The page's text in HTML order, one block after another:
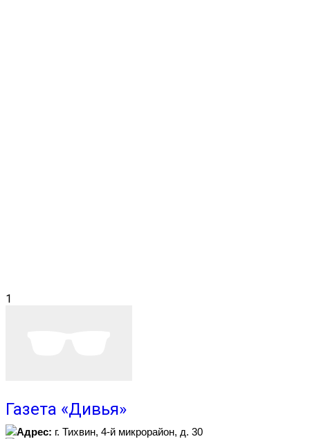
1
Газета «Дивья»
Адрес: г. Тихвин, 4-й микрорайон, д. 30